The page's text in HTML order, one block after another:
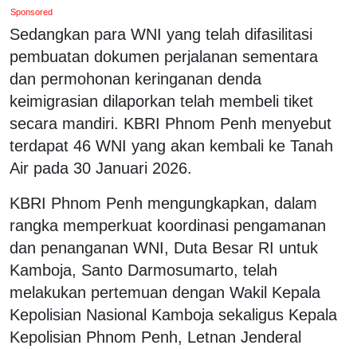
Sponsored
Sedangkan para WNI yang telah difasilitasi
pembuatan dokumen perjalanan sementara
dan permohonan keringanan denda
keimigrasian dilaporkan telah membeli tiket
secara mandiri. KBRI Phnom Penh menyebut
terdapat 46 WNI yang akan kembali ke Tanah
Air pada 30 Januari 2026.
KBRI Phnom Penh mengungkapkan, dalam
rangka memperkuat koordinasi pengamanan
dan penanganan WNI, Duta Besar RI untuk
Kamboja, Santo Darmosumarto, telah
melakukan pertemuan dengan Wakil Kepala
Kepolisian Nasional Kamboja sekaligus Kepala
Kepolisian Phnom Penh, Letnan Jenderal